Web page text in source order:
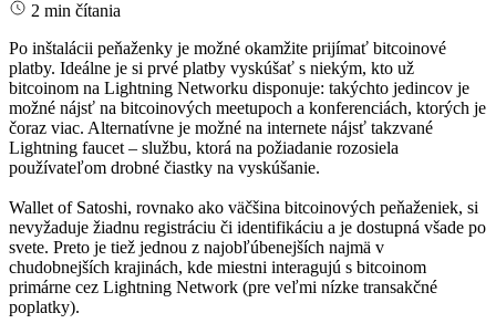
2 min čítania
Po inštalácii peňaženky je možné okamžite prijímať bitcoinové
platby. Ideálne je si prvé platby vyskúšať s niekým, kto už
bitcoinom na Lightning Networku disponuje: takýchto jedincov je
možné nájsť na bitcoinových meetupoch a konferenciách, ktorých je
čoraz viac. Alternatívne je možné na internete nájsť takzvané
Lightning faucet – službu, ktorá na požiadanie rozosiela
používateľom drobné čiastky na vyskúšanie.
Wallet of Satoshi, rovnako ako väčšina bitcoinových peňaženiek, si
nevyžaduje žiadnu registráciu či identifikáciu a je dostupná všade po
svete. Preto je tiež jednou z najobľúbenejších najmä v
chudobnejších krajinách, kde miestni interagujú s bitcoinom
primárne cez Lightning Network (pre veľmi nízke transakčné
poplatky).